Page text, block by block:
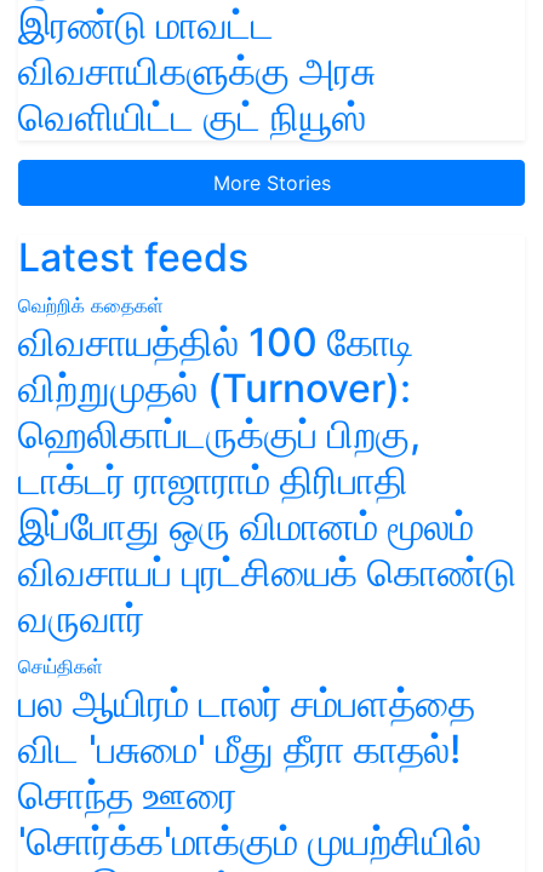
இரண்டு மாவட்ட
விவசாயிகளுக்கு அரசு
வெளியிட்ட குட் நியூஸ்
More Stories
Latest feeds
வெற்றிக் கதைகள்
விவசாயத்தில் 100 கோடி
விற்றுமுதல் (Turnover):
ஹெலிகாப்டருக்குப் பிறகு,
டாக்டர் ராஜாராம் திரிபாதி
இப்போது ஒரு விமானம் மூலம்
விவசாயப் புரட்சியைக் கொண்டு
வருவார்
செய்திகள்
பல ஆயிரம் டாலர் சம்பளத்தை
விட 'பசுமை' மீது தீரா காதல்!
சொந்த ஊரை
'சொர்க்க'மாக்கும் முயற்சியில்